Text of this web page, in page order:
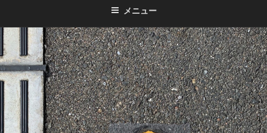
キ
ッ
プ
メニュー